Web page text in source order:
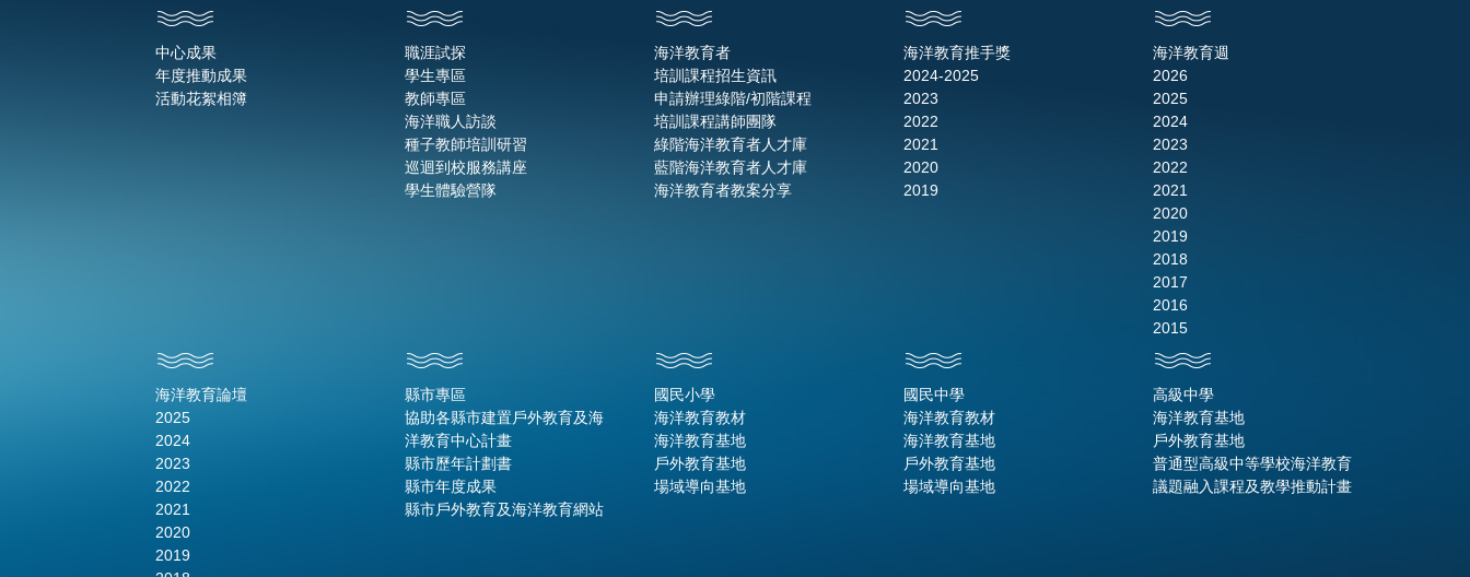
中心成果
年度推動成果
活動花絮相簿
職涯試探
學生專區
教師專區
海洋職人訪談
種子教師培訓研習
巡迴到校服務講座
學生體驗營隊
海洋教育者
培訓課程招生資訊
申請辦理綠階/初階課程
培訓課程講師團隊
綠階海洋教育者人才庫
藍階海洋教育者人才庫
海洋教育者教案分享
海洋教育推手獎
2024-2025
2023
2022
2021
2020
2019
海洋教育週
2026
2025
2024
2023
2022
2021
2020
2019
2018
2017
2016
2015
海洋教育論壇
2025
2024
2023
2022
2021
2020
2019
縣市專區
協助各縣市建置戶外教育及海
洋教育中心計畫
縣市歷年計劃書
縣市年度成果
縣市戶外教育及海洋教育網站
國民小學
海洋教育教材
海洋教育基地
戶外教育基地
場域導向基地
國民中學
海洋教育教材
海洋教育基地
戶外教育基地
場域導向基地
高級中學
海洋教育基地
戶外教育基地
普通型高級中等學校海洋教育
議題融入課程及教學推動計畫